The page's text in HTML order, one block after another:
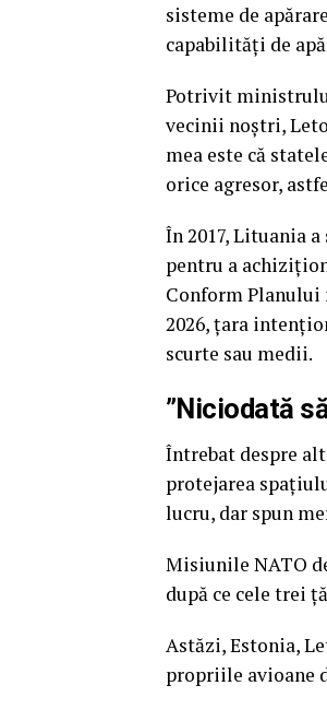
sisteme de
capabilități de
Potrivit
vecinii noștri,
mea este că
orice agresor,
În 2017, Lituania
pentru a
Conform Planului
2026, țara
scurte sau medii.
”Niciodată
Întrebat despre
protejarea
lucru, dar spun
Misiunile NATO
după ce cele trei
Astăzi, Estonia,
propriile avioane